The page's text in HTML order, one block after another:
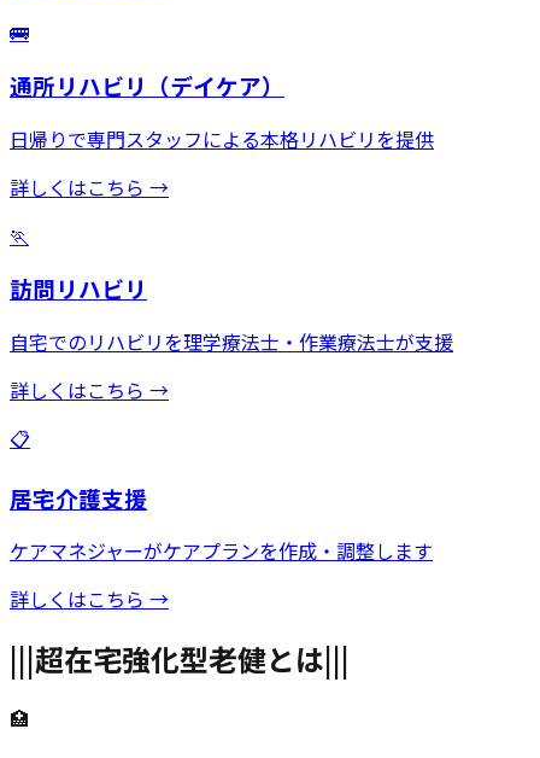
🚌
通所リハビリ（デイケア）
日帰りで専門スタッフによる本格リハビリを提供
詳しくはこちら →
🏃
訪問リハビリ
自宅でのリハビリを理学療法士・作業療法士が支援
詳しくはこちら →
📋
居宅介護支援
ケアマネジャーがケアプランを作成・調整します
詳しくはこちら →
|||超在宅強化型老健とは|||
🏥